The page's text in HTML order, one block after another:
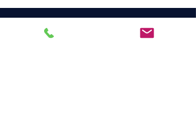
例会は恒例の新年家族会を夜
間例会として執り行います。
家族会とは呼んでおります